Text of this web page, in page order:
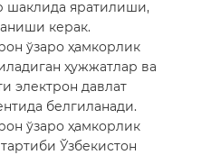
шаклида яратилиши,
керак.
ўзаро ҳамкорлик
ҳужжатлар ва
электрон давлат
белгиланади.
ўзаро ҳамкорлик
Ўзбекистон